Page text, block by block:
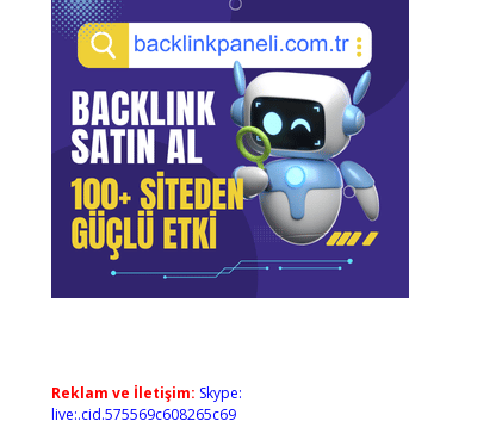
Reklam ve İletişim: Skype:
live:.cid.575569c608265c69